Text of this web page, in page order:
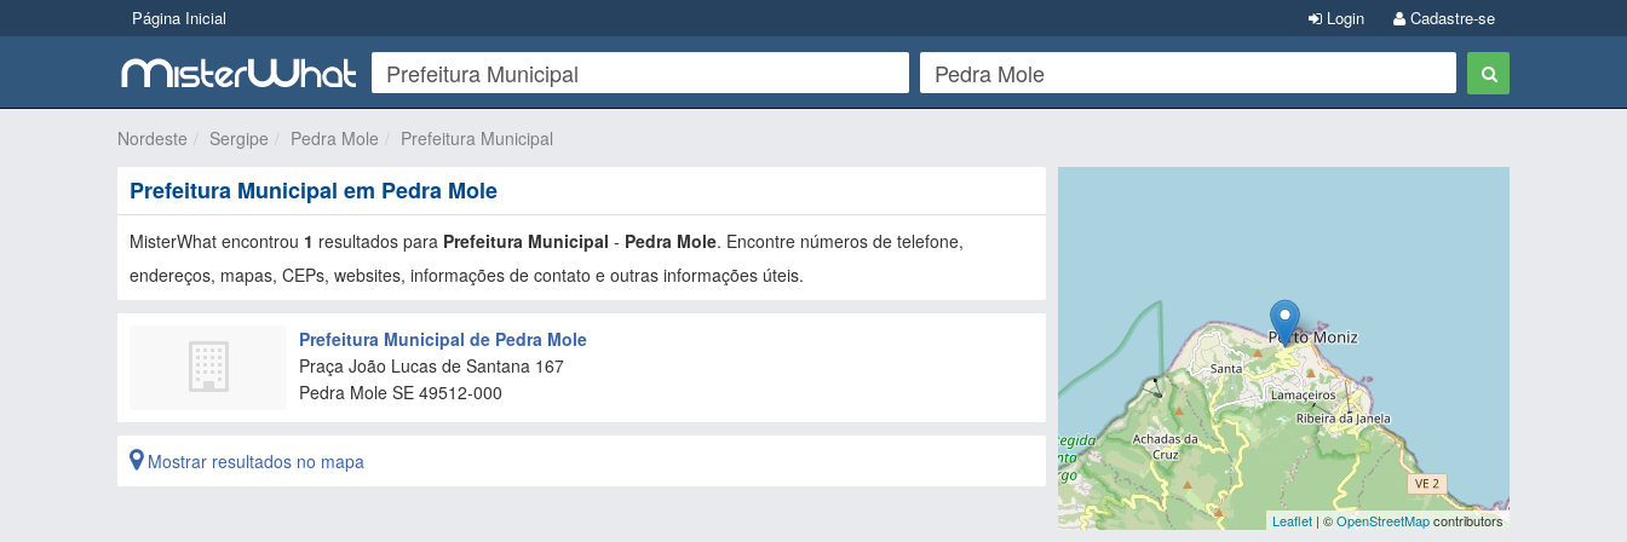
Página Inicial Cadastre-se
Login
Nordeste Sergipe Pedra Mole Prefeitura Municipal
Prefeitura Municipal em Pedra Mole
MisterWhat encontrou 1 resultados para Prefeitura Municipal - Pedra Mole. Encontre números de telefone,
endereços, mapas, CEPs, websites, informações de contato e outras informações úteis.
Prefeitura Municipal de Pedra Mole
Praça João Lucas de Santana 167
Pedra Mole SE 49512-000
Mostrar resultados no mapa
Leaflet| ©OpenStreetMapcontributors